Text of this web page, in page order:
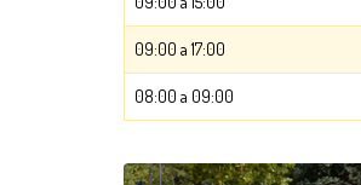
09:00 a 17:00
08:00 a 09:00